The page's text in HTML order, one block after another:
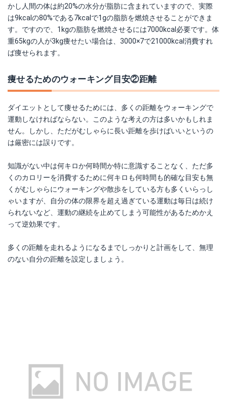
かし人間の体は約20%の水分が脂肪に含まれていますので、実際
は9kcalの80%である7kcalで1gの脂肪を燃焼させることができま
す。ですので、1kgの脂肪を燃焼させるには7000kcal必要です。体
重65kgの人が3kg痩せたい場合は、3000×7で21000kcal消費すれ
ば痩せられます。
痩せるためのウォーキング目安②距離
ダイエットとして痩せるためには、多くの距離をウォーキングで
運動しなければならない。このような考えの方は多いかもしれま
せん。しかし、ただがむしゃらに長い距離を歩けばいいというの
は厳密には誤りです。
知識がない中は何キロか何時間か特に意識することなく、ただ多
くのカロリーを消費するために何キロも何時間も的確な目安も無
くがむしゃらにウォーキングや散歩をしている方も多くいらっし
ゃいますが、自分の体の限界を超え過ぎている運動は毎日は続け
られないなど、運動の継続を止めてしまう可能性があるためかえ
って逆効果です。
多くの距離を走れるようになるまでしっかりと計画をして、無理
のない自分の距離を設定しましょう。